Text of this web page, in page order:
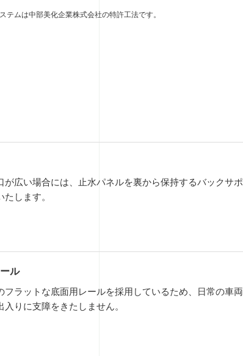
テムは中部美化企業株式会社の特許工法です。
が広い場合には、止水パネルを裏から保持するバックサポ
します。
ル
フラットな底面用レールを採用しているため、日常の車両
入りに支障をきたしません。